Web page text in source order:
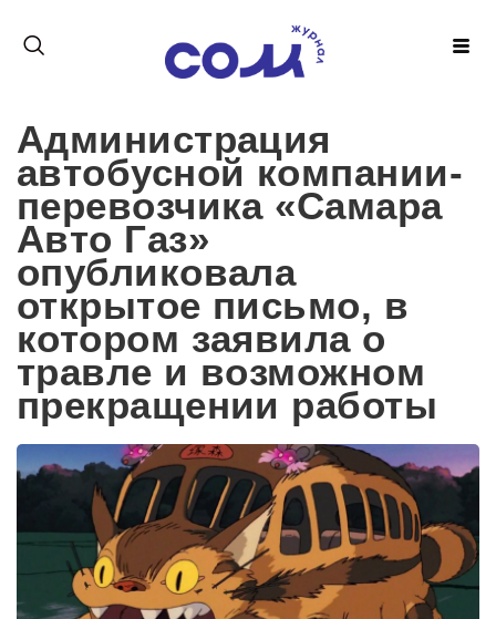
Администрация
автобусной компании-
перевозчика «Самара
Авто Газ»
опубликовала
открытое письмо, в
котором заявила о
травле и возможном
прекращении работы